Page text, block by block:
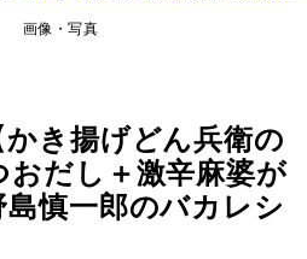
画像・写真
かき揚げどん兵衛の
おだし＋激辛麻婆が
慎一郎のバカレシ